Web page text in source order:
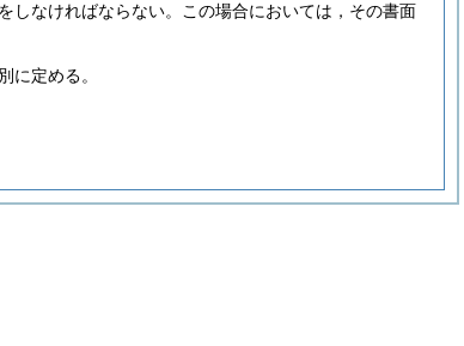
なければならない。
この場合においては，その書面
に定める。